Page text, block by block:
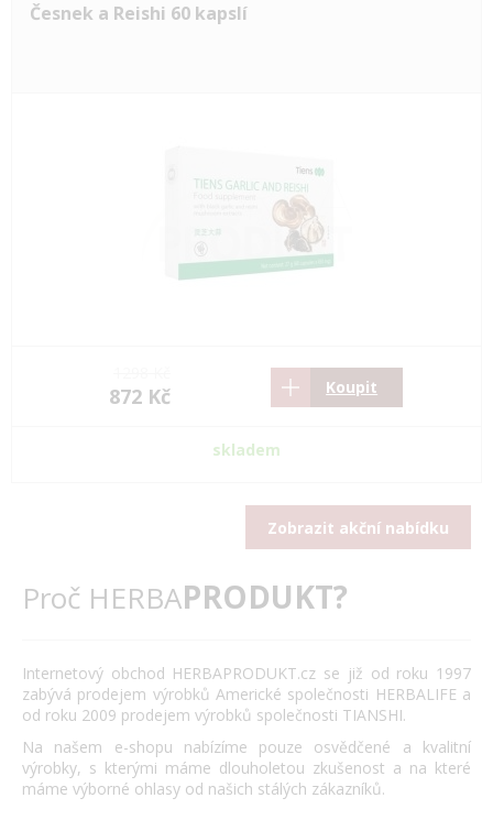
Česnek a Reishi 60 kapslí
872 Kč Koupit
skladem
Zobrazit akční nabídku
Proč HERBAPRODUKT?
Internetový obchod HERBAPRODUKT.cz se již od roku 1997
zabývá prodejem výrobků Americké společnosti HERBALIFE a
od roku 2009 prodejem výrobků společnosti TIANSHI.
Na našem e-shopu nabízíme pouze osvědčené a kvalitní
výrobky, s kterými máme dlouholetou zkušenost a na které
máme výborné ohlasy od našich stálých zákazníků.